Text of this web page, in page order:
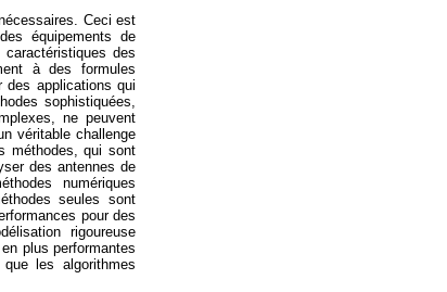
Ceci est
équipements de
des
à des formules
des applications qui
sophistiquées,
ne peuvent
véritable challenge
méthodes, qui sont
des antennes de
numériques
seules sont
pour des
rigoureuse
plus performantes
les algorithmes